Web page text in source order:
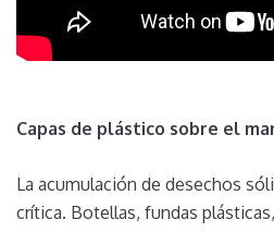
Capas de plástico sobre el
La acumulación de desechos
crítica. Botellas, fundas